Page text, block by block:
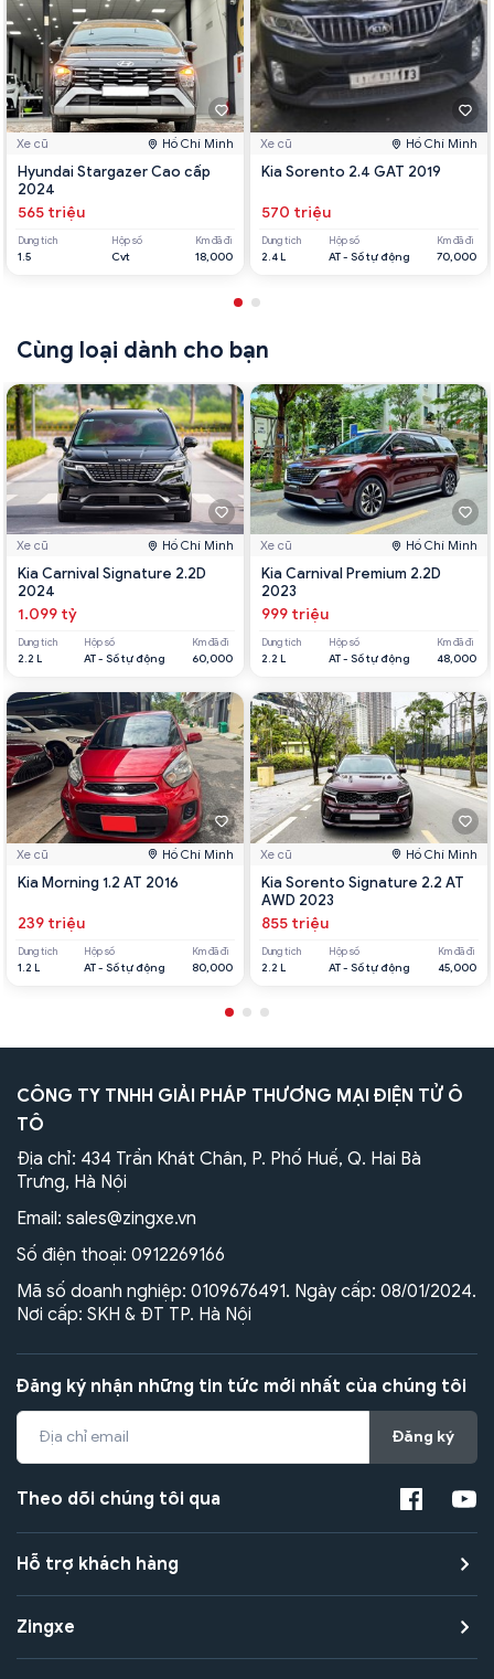
Xe cũ Hồ Chí Minh
Hyundai Stargazer Cao cấp
2024
565 triệu
Dung tích
1.5
Hộp số
Cvt
Km đã đi
18,000
Xe cũ Hồ Chí Minh
Kia Sorento 2.4 GAT 2019
570 triệu
Dung tích
2.4 L
Hộp số
AT - Số tự động
Km đã đi
70,000
Cùng loại dành cho bạn
Xe cũ Hồ Chí Minh
Kia Carnival Signature 2.2D
2024
1.099 tỷ
Dung tích
2.2 L
Hộp số
AT - Số tự động
Km đã đi
60,000
Xe cũ Hồ Chí Minh
Kia Morning 1.2 AT 2016
239 triệu
Dung tích
1.2 L
Hộp số
AT - Số tự động
Km đã đi
80,000
Xe cũ Hồ Chí Minh
Kia Carnival Premium 2.2D
2023
999 triệu
Dung tích
2.2 L
Hộp số
AT - Số tự động
Km đã đi
48,000
Xe cũ Hồ Chí Minh
Kia Sorento Signature 2.2 AT
AWD 2023
855 triệu
Dung tích
2.2 L
Hộp số
AT - Số tự động
Km đã đi
45,000
CÔNG TY TNHH GIẢI PHÁP THƯƠNG MẠI ĐIỆN TỬ Ô
TÔ
Địa chỉ: 434 Trần Khát Chân, P. Phố Huế, Q. Hai Bà
Trưng, Hà Nội
Email: sales@zingxe.vn
Số điện thoại: 0912269166
Mã số doanh nghiệp: 0109676491. Ngày cấp: 08/01/2024.
Nơi cấp: SKH & ĐT TP. Hà Nội
Đăng ký nhận những tin tức mới nhất của chúng tôi
Đăng ký
Theo dõi chúng tôi qua
Hỗ trợ khách hàng
Zingxe